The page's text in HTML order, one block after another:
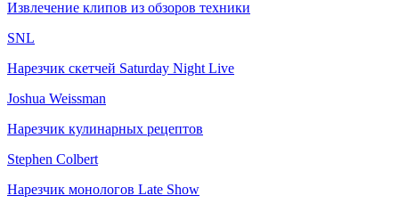
Извлечение клипов из обзоров техники
SNL
Нарезчик скетчей Saturday Night Live
Joshua Weissman
Нарезчик кулинарных рецептов
Stephen Colbert
Нарезчик монологов Late Show